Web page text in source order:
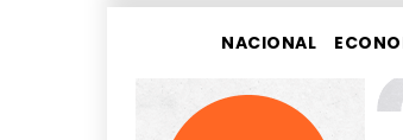
NACIONAL